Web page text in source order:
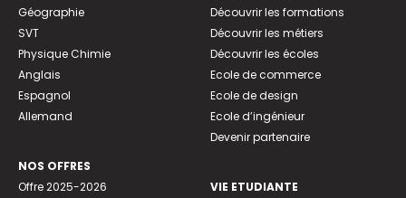
Géographie
SVT
Physique Chimie
Anglais
Espagnol
Allemand
NOS OFFRES
Offre 2025-2026
Découvrir les formations
Découvrir les métiers
Découvrir les écoles
Ecole de commerce
Ecole de design
Ecole d’ingénieur
Devenir partenaire
VIE ETUDIANTE